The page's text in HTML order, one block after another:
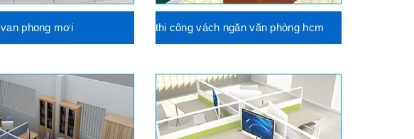
phong mơi thi công vách ngăn văn phòng hcm